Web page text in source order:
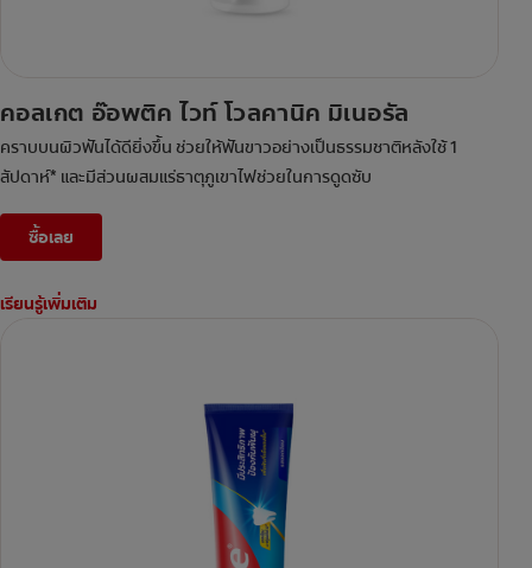
คอลเกต อ๊อพติค ไวท์ โวลคานิค มิเนอรัล
คราบบนผิวฟันได้ดียิ่งขึ้น ช่วยให้ฟันขาวอย่างเป็นธรรมชาติหลังใช้ 1
สัปดาห์* และมีส่วนผสมแร่ธาตุภูเขาไฟช่วยในการดูดซับ
ซื้อเลย
เรียนรู้เพิ่มเติม